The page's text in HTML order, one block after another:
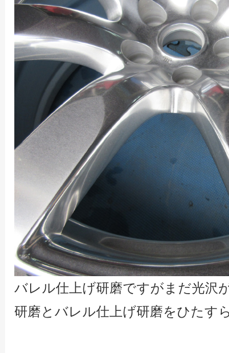
バレル仕上げ研磨ですがまだ光沢
研磨とバレル仕上げ研磨をひたす